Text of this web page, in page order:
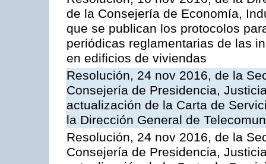
de la Consejería de Economía,
que se publican los protocolos
periódicas reglamentarias de las
en edificios de viviendas
Resolución, 24 nov 2016, de la
Consejería de Presidencia,
actualización de la Carta de
la Dirección General de
Resolución, 24 nov 2016, de la
Consejería de Presidencia,